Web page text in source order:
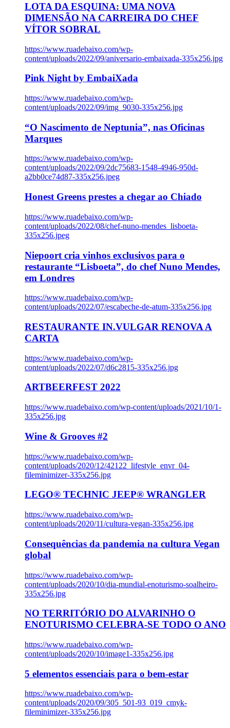
LOTA DA ESQUINA: UMA NOVA
DIMENSÃO NA CARREIRA DO CHEF
VÍTOR SOBRAL
https://www.ruadebaixo.com/wp-
content/uploads/2022/09/aniversario-embaixada-335x256.jpg
Pink Night by EmbaiXada
https://www.ruadebaixo.com/wp-
content/uploads/2022/09/img_9030-335x256.jpg
“O Nascimento de Neptunia”, nas Oficinas
Marques
https://www.ruadebaixo.com/wp-
content/uploads/2022/09/2dc75683-1548-4946-950d-
a2bb0ce74d87-335x256.jpeg
Honest Greens prestes a chegar ao Chiado
https://www.ruadebaixo.com/wp-
content/uploads/2022/08/chef-nuno-mendes_lisboeta-
335x256.jpeg
Niepoort cria vinhos exclusivos para o
restaurante “Lisboeta”, do chef Nuno Mendes,
em Londres
https://www.ruadebaixo.com/wp-
content/uploads/2022/07/escabeche-de-atum-335x256.jpg
RESTAURANTE IN.VULGAR RENOVA A
CARTA
https://www.ruadebaixo.com/wp-
content/uploads/2022/07/d6c2815-335x256.jpg
ARTBEERFEST 2022
https://www.ruadebaixo.com/wp-content/uploads/2021/10/1-
335x256.jpg
Wine & Grooves #2
https://www.ruadebaixo.com/wp-
content/uploads/2020/12/42122_lifestyle_envr_04-
fileminimizer-335x256.jpg
LEGO® TECHNIC JEEP® WRANGLER
https://www.ruadebaixo.com/wp-
content/uploads/2020/11/cultura-vegan-335x256.jpg
Consequências da pandemia na cultura Vegan
global
https://www.ruadebaixo.com/wp-
content/uploads/2020/10/dia-mundial-enoturismo-soalheiro-
335x256.jpg
NO TERRITÓRIO DO ALVARINHO O
ENOTURISMO CELEBRA-SE TODO O ANO
https://www.ruadebaixo.com/wp-
content/uploads/2020/10/image1-335x256.jpg
5 elementos essenciais para o bem-estar
https://www.ruadebaixo.com/wp-
content/uploads/2020/09/305_501-93_019_cmyk-
fileminimizer-335x256.jpg